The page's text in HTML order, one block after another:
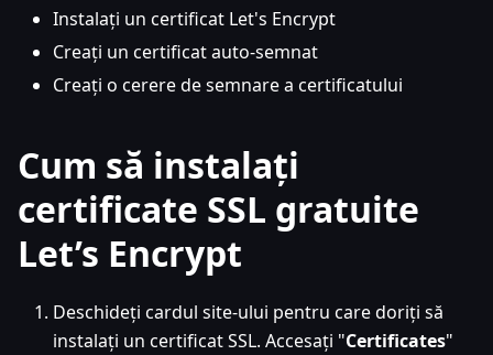
Instalați un certificat Let's Encrypt
Creați un certificat auto-semnat
Creați o cerere de semnare a certificatului
Cum să instalați
certificate SSL gratuite
Let’s Encrypt
Deschideți cardul site-ului pentru care doriți să
instalați un certificat SSL. Accesați "Certificates"